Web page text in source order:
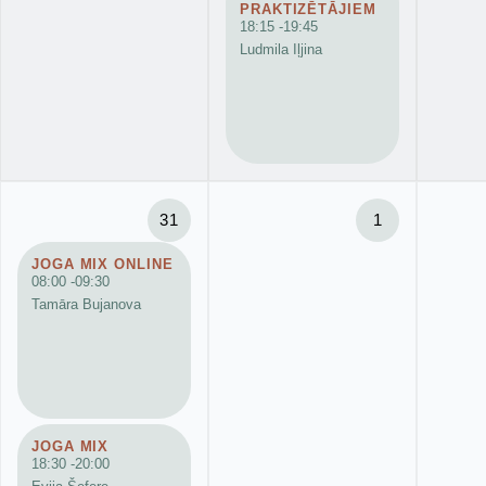
PRAKTIZĒTĀJIEM
18:15 -19:45
Ludmila Iļjina
31
JOGA MIX ONLINE
08:00 -09:30
Tamāra Bujanova
JOGA MIX
18:30 -20:00
1